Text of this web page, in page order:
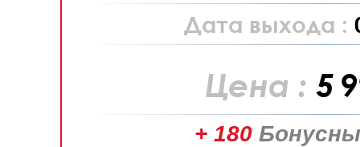
Дата выхода :
Цена : 5
+ 180